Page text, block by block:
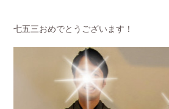
七五三おめでとうございます！